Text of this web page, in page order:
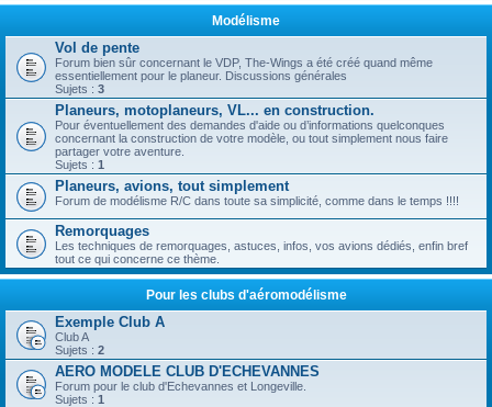
Modélisme
Vol de pente
Forum bien sûr concernant le VDP, The-Wings a été créé quand même
essentiellement pour le planeur. Discussions générales
Sujets : 3
Planeurs, motoplaneurs, VL... en construction.
Pour éventuellement des demandes d'aide ou d’informations quelconques
concernant la construction de votre modèle, ou tout simplement nous faire
partager votre aventure.
Sujets : 1
Planeurs, avions, tout simplement
Forum de modélisme R/C dans toute sa simplicité, comme dans le temps !!!!
Remorquages
Les techniques de remorquages, astuces, infos, vos avions dédiés, enfin bref
tout ce qui concerne ce thème.
Pour les clubs d'aéromodélisme
Exemple Club A
Club A
Sujets : 2
AERO MODELE CLUB D'ECHEVANNES
Forum pour le club d'Echevannes et Longeville.
Sujets : 1